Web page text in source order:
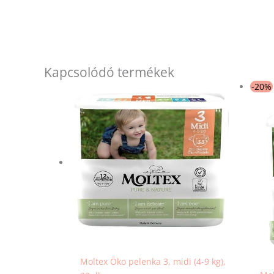
Kapcsolódó termékek
Moltex Öko pelenka 3, midi (4-9 kg),
-20%